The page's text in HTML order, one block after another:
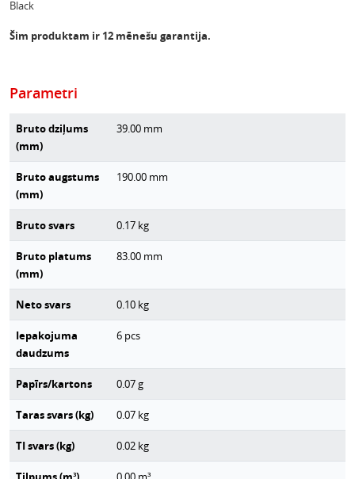
Black
Šim produktam ir 12 mēnešu garantija.
Parametri
Bruto dziļums
(mm)
39.00 mm
Bruto augstums
(mm)
190.00 mm
Bruto svars 0.17 kg
Bruto platums
(mm)
83.00 mm
Neto svars 0.10 kg
Iepakojuma
daudzums
6 pcs
Papīrs/kartons 0.07g
Taras svars (kg) 0.07 kg
TI svars (kg) 0.02 kg